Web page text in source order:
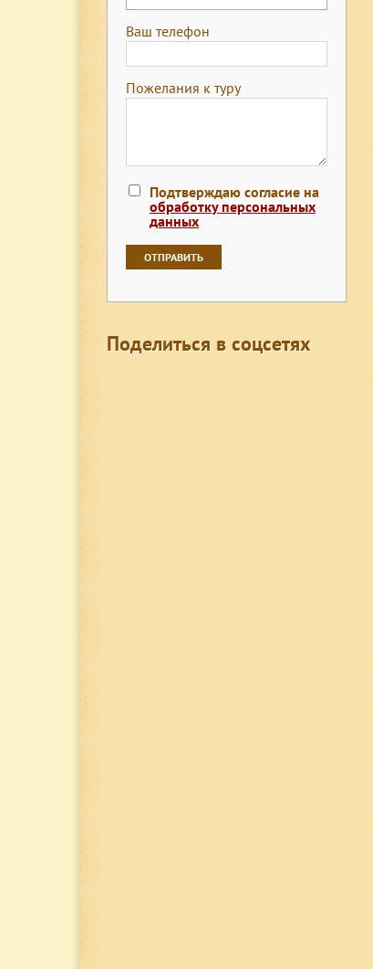
Ваш телефон
Пожелания к туру
Подтверждаю согласие на
обработку персональных
данных
Поделиться в соцсетях